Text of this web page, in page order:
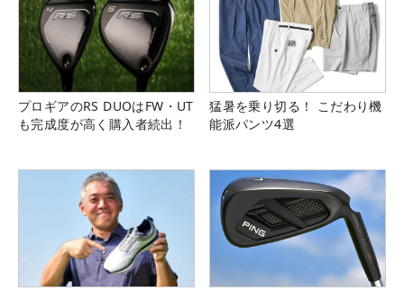
プロギアのRS DUOはFW・UT
も完成度が高く購入者続出！
猛暑を乗り切る！ こだわり機
能派パンツ4選